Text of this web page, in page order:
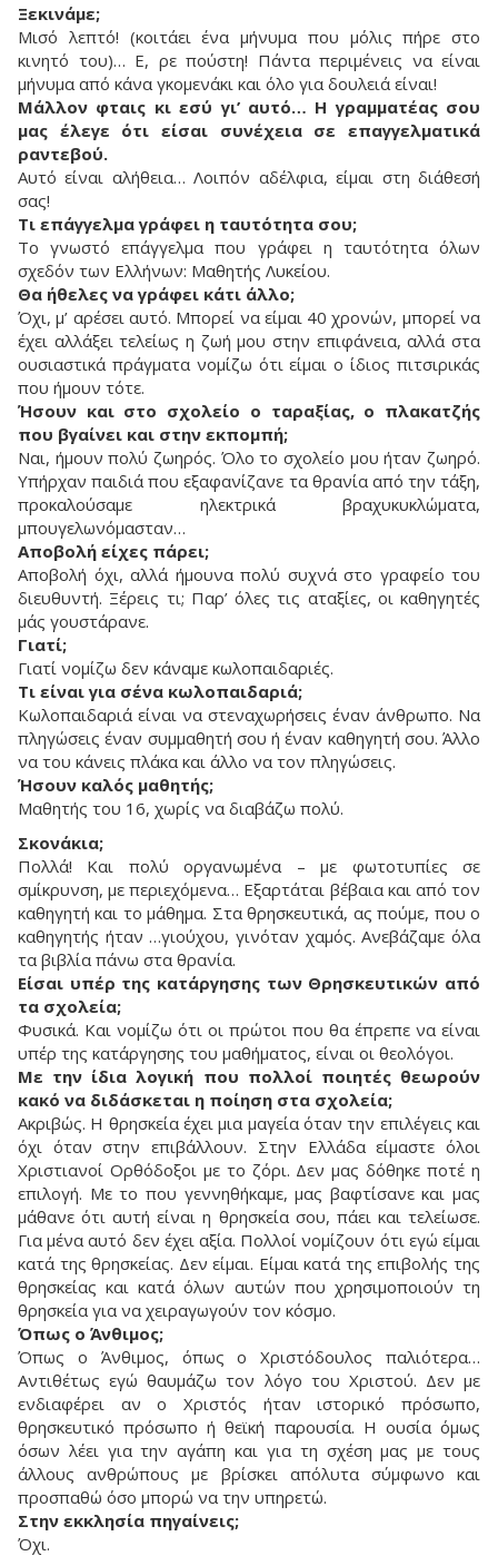
Ξεκινάμε;
Μισό λεπτό! (κοιτάει ένα μήνυμα που μόλις πήρε στο
κινητό του)… Ε, ρε πούστη! Πάντα περιμένεις να είναι
μήνυμα από κάνα γκομενάκι και όλο για δουλειά είναι!
Μάλλον φταις κι εσύ γι’ αυτό… Η γραμματέας σου
μας έλεγε ότι είσαι συνέχεια σε επαγγελματικά
ραντεβού.
Αυτό είναι αλήθεια… Λοιπόν αδέλφια, είμαι στη διάθεσή
σας!
Τι επάγγελμα γράφει η ταυτότητα σου;
Το γνωστό επάγγελμα που γράφει η ταυτότητα όλων
σχεδόν των Ελλήνων: Μαθητής Λυκείου.
Θα ήθελες να γράφει κάτι άλλο;
Όχι, μ’ αρέσει αυτό. Μπορεί να είμαι 40 χρονών, μπορεί να
έχει αλλάξει τελείως η ζωή μου στην επιφάνεια, αλλά στα
ουσιαστικά πράγματα νομίζω ότι είμαι ο ίδιος πιτσιρικάς
που ήμουν τότε.
Ήσουν και στο σχολείο ο ταραξίας, ο πλακατζής
που βγαίνει και στην εκπομπή;
Ναι, ήμουν πολύ ζωηρός. Όλο το σχολείο μου ήταν ζωηρό.
Υπήρχαν παιδιά που εξαφανίζανε τα θρανία από την τάξη,
προκαλούσαμε ηλεκτρικά βραχυκυκλώματα,
μπουγελωνόμασταν…
Αποβολή είχες πάρει;
Αποβολή όχι, αλλά ήμουνα πολύ συχνά στο γραφείο του
διευθυντή. Ξέρεις τι; Παρ’ όλες τις αταξίες, οι καθηγητές
μάς γουστάρανε.
Γιατί;
Γιατί νομίζω δεν κάναμε κωλοπαιδαριές.
Τι είναι για σένα κωλοπαιδαριά;
Κωλοπαιδαριά είναι να στεναχωρήσεις έναν άνθρωπο. Να
πληγώσεις έναν συμμαθητή σου ή έναν καθηγητή σου. Άλλο
να του κάνεις πλάκα και άλλο να τον πληγώσεις.
Ήσουν καλός μαθητής;
Μαθητής του 16, χωρίς να διαβάζω πολύ.
Σκονάκια;
Πολλά! Και πολύ οργανωμένα – με φωτοτυπίες σε
σμίκρυνση, με περιεχόμενα… Εξαρτάται βέβαια και από τον
καθηγητή και το μάθημα. Στα θρησκευτικά, ας πούμε, που ο
καθηγητής ήταν …γιούχου, γινόταν χαμός. Ανεβάζαμε όλα
τα βιβλία πάνω στα θρανία.
Είσαι υπέρ της κατάργησης των Θρησκευτικών από
τα σχολεία;
Φυσικά. Και νομίζω ότι οι πρώτοι που θα έπρεπε να είναι
υπέρ της κατάργησης του μαθήματος, είναι οι θεολόγοι.
Με την ίδια λογική που πολλοί ποιητές θεωρούν
κακό να διδάσκεται η ποίηση στα σχολεία;
Ακριβώς. Η θρησκεία έχει μια μαγεία όταν την επιλέγεις και
όχι όταν στην επιβάλλουν. Στην Ελλάδα είμαστε όλοι
Χριστιανοί Ορθόδοξοι με το ζόρι. Δεν μας δόθηκε ποτέ η
επιλογή. Με το που γεννηθήκαμε, μας βαφτίσανε και μας
μάθανε ότι αυτή είναι η θρησκεία σου, πάει και τελείωσε.
Για μένα αυτό δεν έχει αξία. Πολλοί νομίζουν ότι εγώ είμαι
κατά της θρησκείας. Δεν είμαι. Είμαι κατά της επιβολής της
θρησκείας και κατά όλων αυτών που χρησιμοποιούν τη
θρησκεία για να χειραγωγούν τον κόσμο.
Όπως ο Άνθιμος;
Όπως ο Άνθιμος, όπως ο Χριστόδουλος παλιότερα…
Αντιθέτως εγώ θαυμάζω τον λόγο του Χριστού. Δεν με
ενδιαφέρει αν ο Χριστός ήταν ιστορικό πρόσωπο,
θρησκευτικό πρόσωπο ή θεϊκή παρουσία. Η ουσία όμως
όσων λέει για την αγάπη και για τη σχέση μας με τους
άλλους ανθρώπους με βρίσκει απόλυτα σύμφωνο και
προσπαθώ όσο μπορώ να την υπηρετώ.
Στην εκκλησία πηγαίνεις;
Όχι.